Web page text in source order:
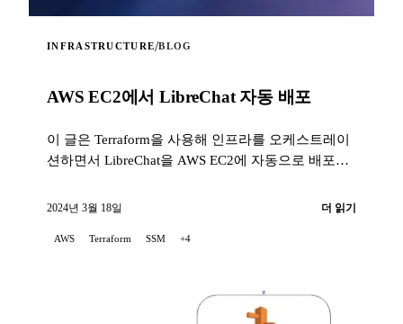
INFRASTRUCTURE/BLOG
AWS EC2에서 LibreChat 자동 배포
이 글은 Terraform을 사용해 인프라를 오케스트레이
션하면서 LibreChat을 AWS EC2에 자동으로 배포하
2024년 3월 18일 더 읽기
AWS Terraform SSM +4